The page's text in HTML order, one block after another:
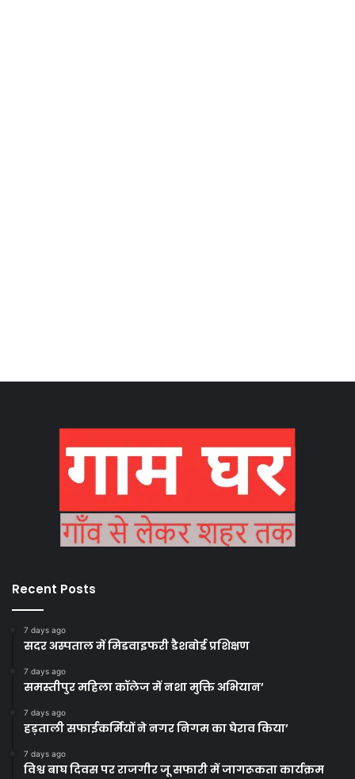
Recent Posts
7 days ago
सदर अस्पताल में मिडवाइफरी डैशबोर्ड प्रशिक्षण
7 days ago
समस्तीपुर महिला कॉलेज में नशा मुक्ति अभियान’
7 days ago
हड़ताली सफाईकर्मियों ने नगर निगम का घेराव किया’
7 days ago
विश्व बाघ दिवस पर राजगीर जू सफारी में जागरूकता कार्यक्रम